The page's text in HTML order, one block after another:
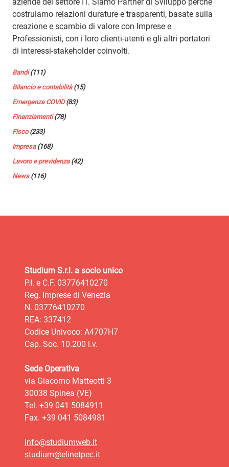
costruiamo relazioni durature e trasparenti, basate sulla
creazione e scambio di valore con Imprese e
Professionisti, con i loro clienti-utenti e gli altri portatori
di interessi-stakeholder coinvolti.
Bandi(111)
Bilancio e contabilità(15)
Emergenza COVID(83)
Finanziamenti(78)
Fisco(233)
Impresa(168)
Lavoro e previdenza(42)
News(116)
Studium S.r.l. a socio unico
P.I. e C.F. 03776410270
Reg. Imprese di Venezia
N. 03776410270
REA: 337412
Codice Univoco: A4707H7
Cap. Soc. 10.200 i.v.
Sede Operativa
via Giacomo Matteotti 3
30038 Spinea (VE)
Tel. +39 041 5084911
Fax. +39 041 5084981
info@studiumweb.it
studium@elinetpec.it